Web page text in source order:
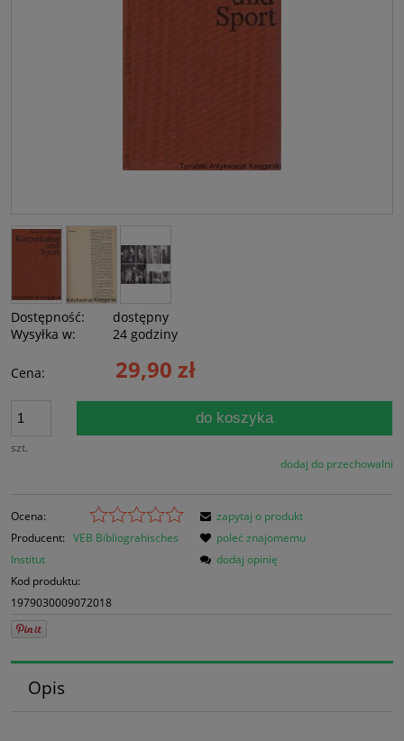
Dostępność:
dostępny
Wysyłka w:
24 godziny
Cena: 29,90 zł
szt.
do koszyka
dodaj do przechowalni
Ocena:
Producent: VEB Bibliograhisches
Institut
Kod produktu:
1979030009072018
zapytaj o produkt
poleć znajomemu
dodaj opinię
Opis